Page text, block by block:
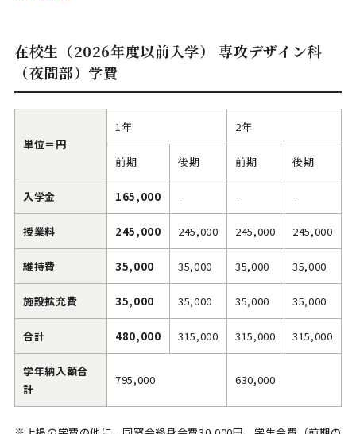
在校生（2026年度以前入学） 専攻デザイン科
（夜間部）学費
単位＝円
1年 2年
前期 後期 前期 後期
入学金 165,000 – – –
授業料 245,000 245,000 245,000 245,000
維持費 35,000 35,000 35,000 35,000
施設拡充費 35,000 35,000 35,000 35,000
合計 480,000 315,000 315,000 315,000
学年納入額合
計
795,000 630,000